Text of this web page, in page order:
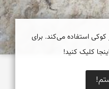
استفاده می‌کند. برای
کلیک کنید!